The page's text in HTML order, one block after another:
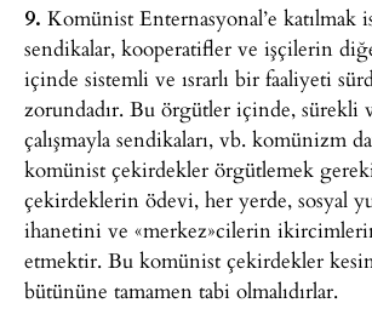
9. Komünist Enternasyonal’e katılmak
sendikalar, kooperatifler ve işçilerin
içinde sistemli ve ısrarlı bir faaliyeti
zorundadır. Bu örgütler içinde, sürekli
çalışmayla sendikaları, vb. komünizm
komünist çekirdekler örgütlemek
çekirdeklerin ödevi, her yerde, sosyal
ihanetini ve «merkez»cilerin
etmektir. Bu komünist çekirdekler
bütününe tamamen tabi olmalıdırlar.